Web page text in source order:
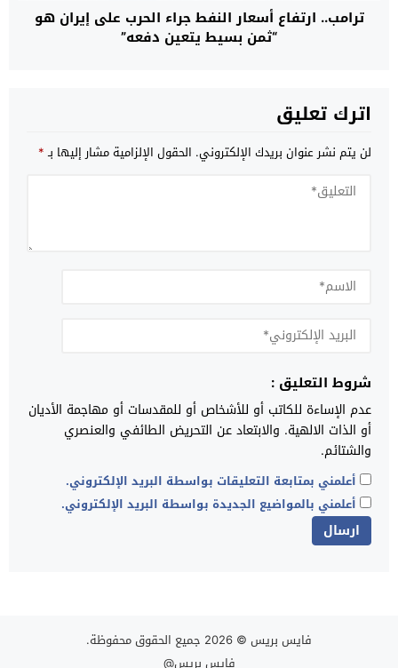
ترامب.. ارتفاع أسعار النفط جراء الحرب على إيران هو
“ثمن بسيط يتعين دفعه”
اترك تعليق
لن يتم نشر عنوان بريدك الإلكتروني. الحقول الإلزامية مشار إليها بـ*
شروط التعليق :
عدم الإساءة للكاتب أو للأشخاص أو للمقدسات أو مهاجمة الأديان
أو الذات الالهية. والابتعاد عن التحريض الطائفي والعنصري
والشتائم.
أعلمني بمتابعة التعليقات بواسطة البريد الإلكتروني.
أعلمني بالمواضيع الجديدة بواسطة البريد الإلكتروني.
فايس بريس © 2026 جميع الحقوق محفوظة.
فايس بريس@